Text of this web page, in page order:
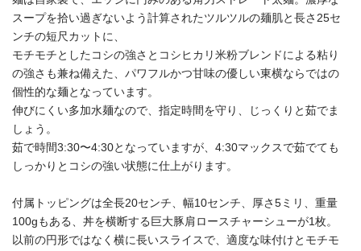
スープを拾い過ぎないよう計算されたツルツルの麺肌と長さ25セ
ンチの短尺カットに、
モチモチとしたコシの強さとコシヒカリ米粉ブレンドによる粘り
の強さも兼ね備えた、パワフルかつ甘味の優しい東横ならではの
個性的な麺となっています。
伸びにくい多加水麺なので、指定時間を守り、じっくりと茹でま
しょう。
茹で時間3:30〜4:30となっていますが、4:30マックスで茹でても
しっかりとコシの強い状態に仕上がります。
付属トッピングは全長20センチ、幅10センチ、厚さ5ミリ、重量
100gもある、丼を横断する巨大豚肩ロースチャーシューが1枚。
以前の円形ではなく横に長いスライスで、適度な味付けとモチモ